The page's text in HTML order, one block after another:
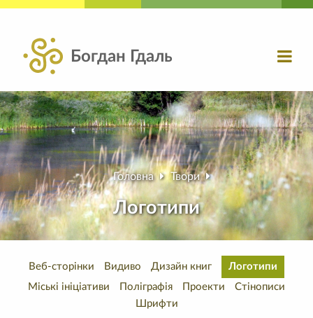
Богдан Гдаль
Головна Твори
Логотипи
Веб-сторінки Видиво Дизайн книг
Логотипи
Міські ініціативи
Поліграфія Проекти
Стінописи
Шрифти